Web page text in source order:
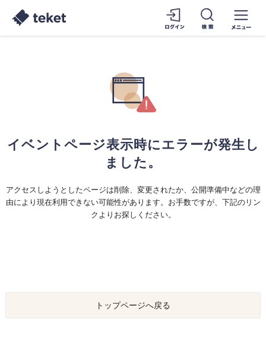
イベントページ表示時にエラーが発生し
ました。
アクセスしようとしたページは削除、変更されたか、公開準備中などの理
由により現在利用できない可能性があります。お手数ですが、下記のリン
クよりお探しください。
トップページへ戻る